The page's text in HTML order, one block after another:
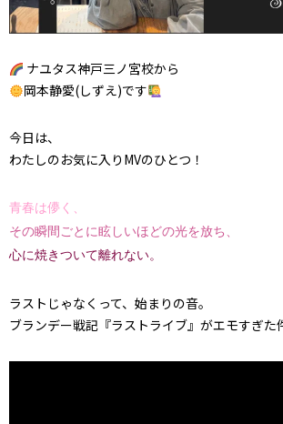
ナユタス神戸三ノ宮校から
岡本静愛(しずえ)です
今日は、
わたしのお気に入りMVのひとつ！
青春は儚く、
その瞬間ごとに眩しいほどの光を放ち、
心に焼きついて離れない。
ラストじゃなくって、始まりの音。
ブランデー戦記『ラストライブ』がエモすぎた